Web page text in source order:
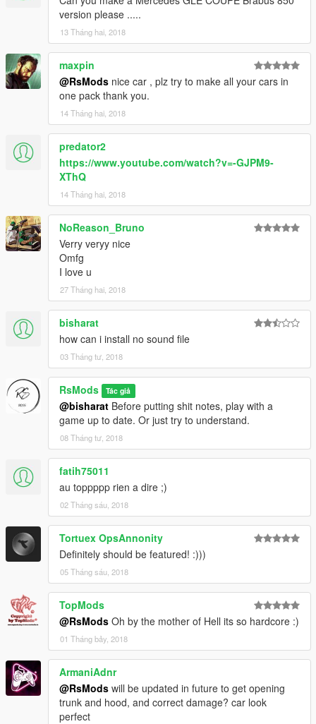
version please .....
13 Tháng hai, 2018
maxpin
@RsMods nice car , plz try to make all your cars in
one pack thank you.
14 Tháng hai, 2018
predator2
https://www.youtube.com/watch?v=-GJPM9-
XThQ
14 Tháng hai, 2018
NoReason_Bruno
Verry veryy nice
Omfg
I love u
27 Tháng hai, 2018
bisharat
how can i install no sound file
03 Tháng tư, 2018
RsMods Tác giả
@bisharat Before putting shit notes, play with a
game up to date. Or just try to understand.
08 Tháng tư, 2018
fatih75011
au toppppp rien a dire ;)
02 Tháng sáu, 2018
Tortuex OpsAnnonity
Definitely should be featured! :)))
05 Tháng sáu, 2018
TopMods
@RsMods Oh by the mother of Hell its so hardcore :)
01 Tháng bảy, 2018
ArmaniAdnr
@RsMods will be updated in future to get opening
trunk and hood, and correct damage? car look
perfect